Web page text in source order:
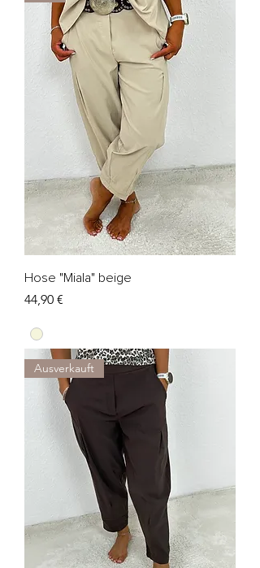
Hose "Miala" beige
Preis
44,90 €
Ausverkauft